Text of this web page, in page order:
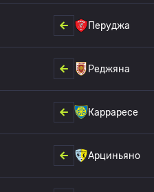
Перуджа
Реджяна
Карраресе
Арциньяно